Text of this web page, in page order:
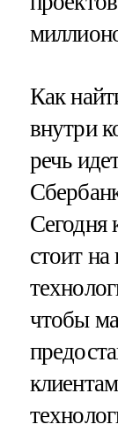
Как
внутри
речь
Сегодня
стоит
чтобы